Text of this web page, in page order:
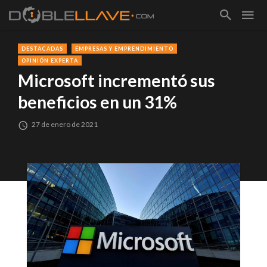
DESTACADAS
EMPRESAS Y EMPRENDIMIENTO
OPINIÓN EXPERTA
Microsoft incrementó sus
beneficios en un 31%
27 de enero de 2021